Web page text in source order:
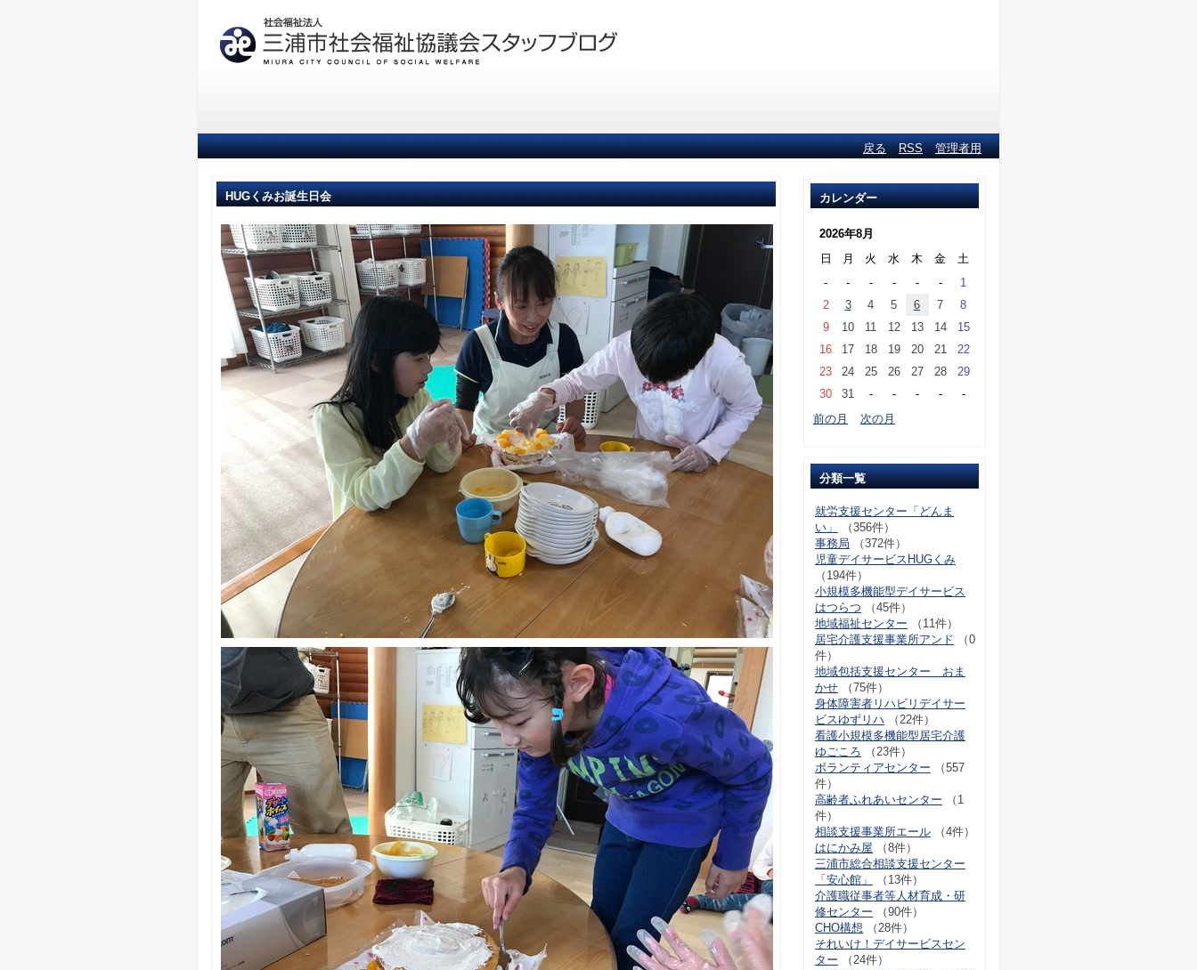
戻る RSS 管理者用
HUGくみお誕生日会 カレンダー
2026年8月
日
月 火 水 木 金
土
-
- - - - -
1
2
3 4 5 6 7
8
9
10 11 12 13 14
15
16
17 18 19 20 21
22
23
24 25 26 27 28
29
30
31 - - - -
-
前の月
次の月
分類一覧
就労支援センター「どんま
い」
（356件）
事務局 （372件）
児童デイサービスHUGくみ
（194件）
小規模多機能型デイサービス
はつらつ （45件）
地域福祉センター （11件）
居宅介護支援事業所アンド （0
件）
地域包括支援センター おま
かせ （75件）
身体障害者リハビリデイサー
ビスゆずリハ （22件）
看護小規模多機能型居宅介護
ゆごころ （23件）
ボランティアセンター （557
件）
高齢者ふれあいセンター （1
件）
相談支援事業所エール （4件）
はにかみ屋 （8件）
三浦市総合相談支援センター
「安心館」
（13件）
介護職従事者等人材育成・研
修センター （90件）
CHO構想 （28件）
それいけ！デイサービスセン
ター （24件）